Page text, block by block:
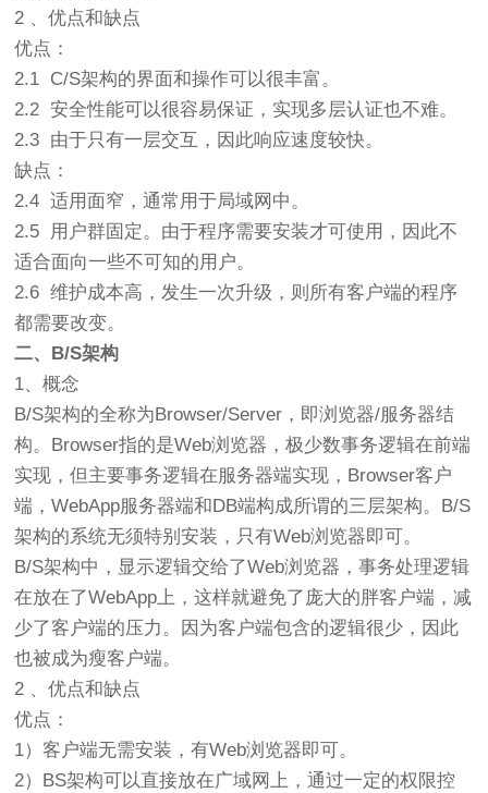
2 、优点和缺点
优点：
2.1 C/S架构的界面和操作可以很丰富。
2.2 安全性能可以很容易保证，实现多层认证也不难。
2.3 由于只有一层交互，因此响应速度较快。
缺点：
2.4 适用面窄，通常用于局域网中。
2.5 用户群固定。由于程序需要安装才可使用，因此不
适合面向一些不可知的用户。
2.6 维护成本高，发生一次升级，则所有客户端的程序
都需要改变。
二、B/S架构
1、概念
B/S架构的全称为Browser/Server，即浏览器/服务器结
构。Browser指的是Web浏览器，极少数事务逻辑在前端
实现，但主要事务逻辑在服务器端实现，Browser客户
端，WebApp服务器端和DB端构成所谓的三层架构。B/S
架构的系统无须特别安装，只有Web浏览器即可。
B/S架构中，显示逻辑交给了Web浏览器，事务处理逻辑
在放在了WebApp上，这样就避免了庞大的胖客户端，减
少了客户端的压力。因为客户端包含的逻辑很少，因此
也被成为瘦客户端。
2 、优点和缺点
优点：
1）客户端无需安装，有Web浏览器即可。
2）BS架构可以直接放在广域网上，通过一定的权限控